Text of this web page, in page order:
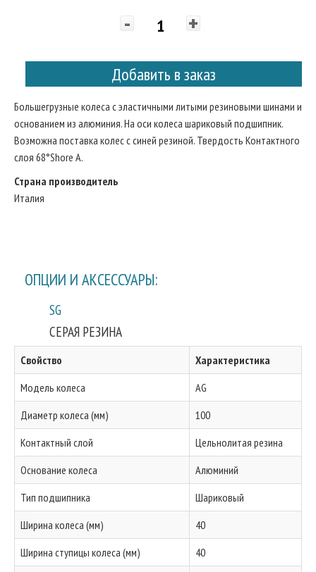
- +
Добавить в заказ
Большегрузные колеса с эластичными литыми резиновыми шинами и
основанием из алюминия. На оси колеса шариковый подшипник.
Возможна поставка колес с синей резиной. Твердость Контактного
слоя 68°Shore A.
Страна производитель
Италия
ОПЦИИ И АКСЕССУАРЫ:
SG
СЕРАЯ РЕЗИНА
Свойство
Характеристика
Модель колеса
AG
Диаметр колеса (мм)
100
Контактный слой
Цельнолитая резина
Основание колеса
Алюминий
Тип подшипника
Шариковый
Ширина колеса (мм)
40
Ширина ступицы колеса (мм)
40